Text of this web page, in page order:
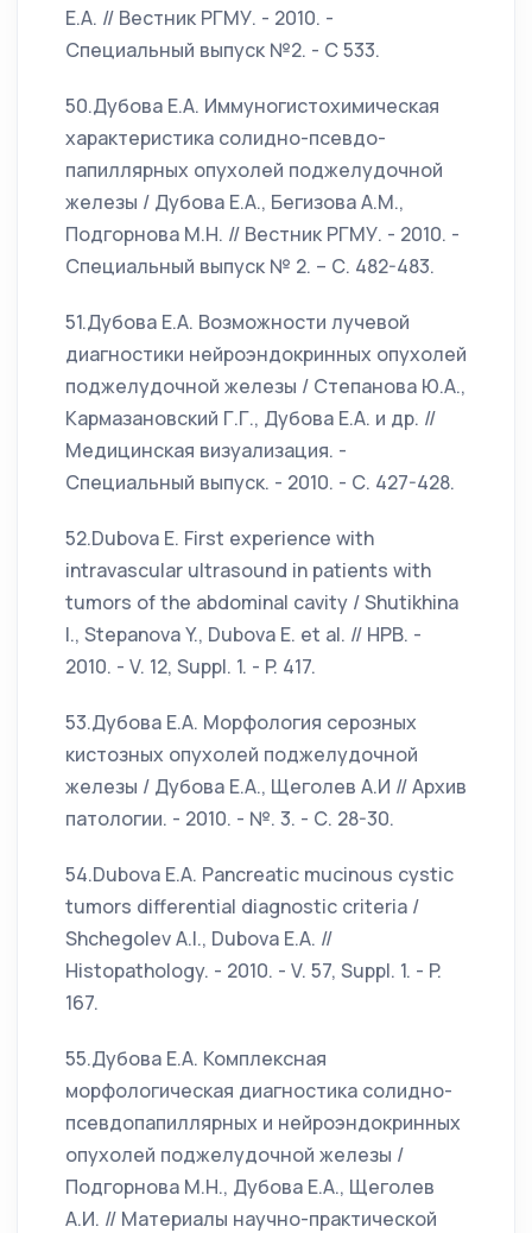
Е.А. // Вестник РГМУ. - 2010. -
Специальный выпуск №2. - С 533.
50.Дубова Е.А. Иммуногистохимическая
характеристика солидно-псевдо-
папиллярных опухолей поджелудочной
железы / Дубова Е.А., Бегизова А.М.,
Подгорнова М.Н. // Вестник РГМУ. - 2010. -
Специальный выпуск № 2. – С. 482-483.
51.Дубова Е.А. Возможности лучевой
диагностики нейроэндокринных опухолей
поджелудочной железы / Степанова Ю.А.,
Кармазановский Г.Г., Дубова Е.А. и др. //
Медицинская визуализация. -
Специальный выпуск. - 2010. - С. 427-428.
52.Dubova E. First experience with
intravascular ultrasound in patients with
tumors of the abdominal cavity / Shutikhina
I., Stepanova Y., Dubova E. et al. // HPB. -
2010. - V. 12, Suppl. 1. - P. 417.
53.Дубова Е.А. Морфология серозных
кистозных опухолей поджелудочной
железы / Дубова Е.А., Щеголев А.И // Архив
патологии. - 2010. - №. 3. - С. 28-30.
54.Dubova E.A. Pancreatic mucinous cystic
tumors differential diagnostic criteria /
Shchegolev A.I., Dubova E.A. //
Histopathology. - 2010. - V. 57, Suppl. 1. - P.
167.
55.Дубова Е.А. Комплексная
морфологическая диагностика солидно-
псевдопапиллярных и нейроэндокринных
опухолей поджелудочной железы /
Подгорнова М.Н., Дубова Е.А., Щеголев
А.И. // Материалы научно-практической